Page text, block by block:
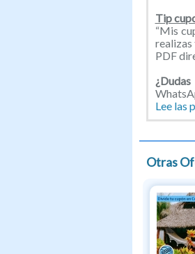
Tip
“Mis
PDF
Lee las
Otras